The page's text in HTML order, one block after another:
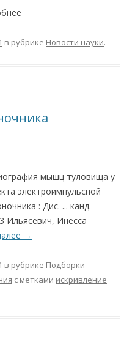
в рубрике Новости науки.
мышц туловища у
электроимпульсной
: Дис. ... канд.
Ильясевич, Инесса
→
в рубрике Подборки
с метками искривление